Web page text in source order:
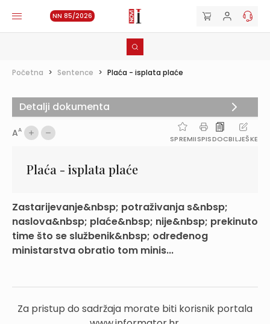
NN 85/2026
Početna > Sentence > Plaća - isplata plaće
AA
SPREMIISPISDOCBILJEŠKE
Plaća - isplata plaće
Zastarijevanje&nbsp; potraživanja s&nbsp;
naslova&nbsp; plaće&nbsp; nije&nbsp; prekinuto
time što se službenik&nbsp; određenog
ministarstva obratio tom minis...
Za pristup do sadržaja morate biti korisnik portala
Detalji dokumenta